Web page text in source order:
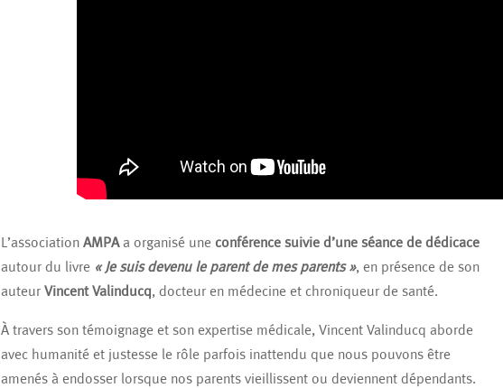
L’associationAMPAa organisé uneconférence suivie d’une séance de dédicace
autour du livre « Je suis devenu le parent de mes parents », en présence de son
auteurVincent Valinducq, docteur en médecine et chroniqueur de santé.
À travers son témoignage et son expertise médicale, Vincent Valinducq aborde
avec humanité et justesse le rôle parfois inattendu que nous pouvons être
amenés à endosser lorsque nos parents vieillissent ou deviennent dépendants.